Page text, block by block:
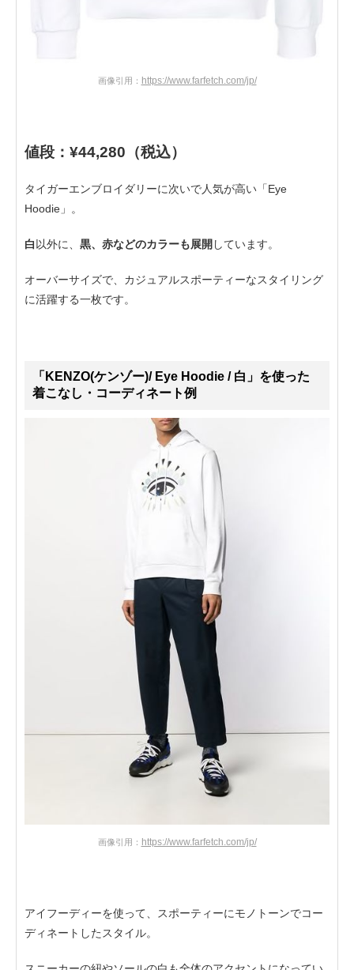
画像引用： https://www.farfetch.com/jp/
値段：¥44,280（税込）
タイガーエンブロイダリーに次いで人気が高い「Eye
Hoodie」。
白 以外に、 黒、赤などのカラーも展開 しています。
オーバーサイズで、カジュアルスポーティーなスタイリング
に活躍する一枚です。
「KENZO(ケンゾー)/ Eye Hoodie / 白」を使った
着こなし・コーディネート例
画像引用： https://www.farfetch.com/jp/
アイフーディーを使って、スポーティーにモノトーンでコー
ディネートしたスタイル。